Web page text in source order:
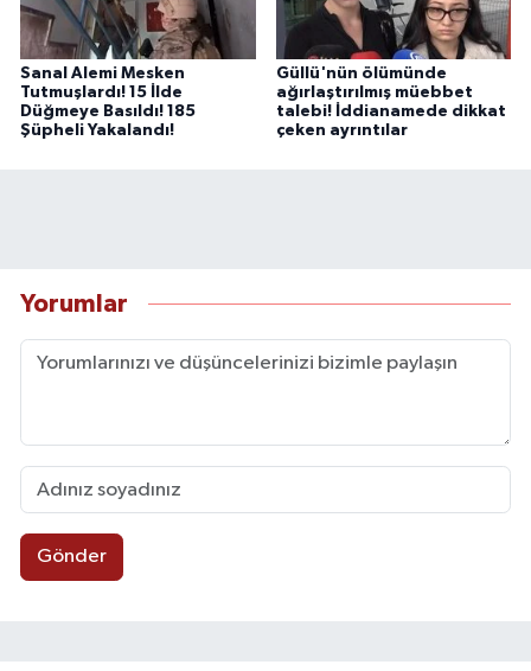
Sanal Alemi Mesken
Tutmuşlardı! 15 İlde
Düğmeye Basıldı! 185
Şüpheli Yakalandı!
Güllü'nün ölümünde
ağırlaştırılmış müebbet
talebi! İddianamede dikkat
çeken ayrıntılar
Yorumlar
Gönder